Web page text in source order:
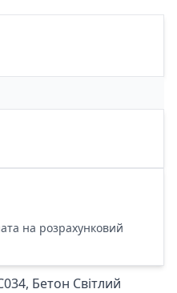
на розрахунковий
Бетон Світлий